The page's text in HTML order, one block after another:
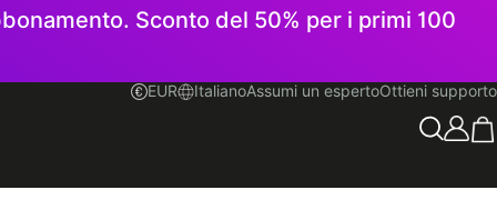
Sconto del 50% per i primi 100
EUR Italiano
Italiano Assumi un espertoOttieni supporto